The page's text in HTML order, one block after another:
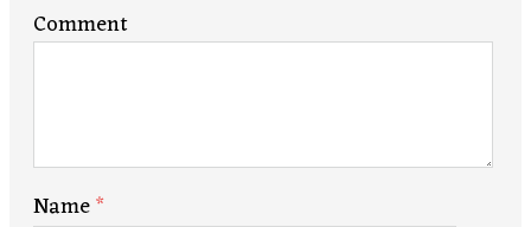
Comment
Name*